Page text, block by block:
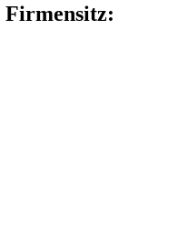
Firmensitz: